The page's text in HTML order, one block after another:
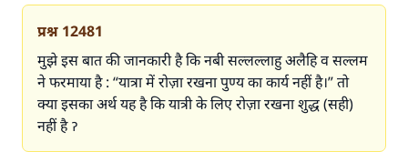
प्रश्न 12481
मुझे इस बात की जानकारी है कि नबी सल्लल्लाहु अलैहि व सल्लम
ने फरमाया है : “यात्रा में रोज़ा रखना पुण्य का कार्य नहीं है।” तो
क्या इसका अर्थ यह है कि यात्री के लिए रोज़ा रखना शुद्ध (सही)
नहीं है ॽ